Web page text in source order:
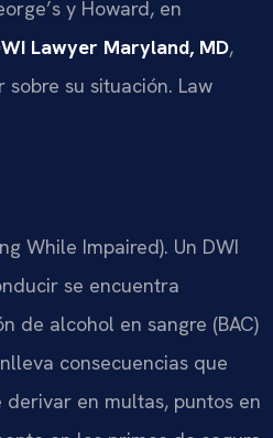
y Howard, en
Lawyer Maryland, MD,
su situación. Law
While Impaired). Un DWI
se encuentra
de alcohol en sangre (BAC)
consecuencias que
en multas, puntos en